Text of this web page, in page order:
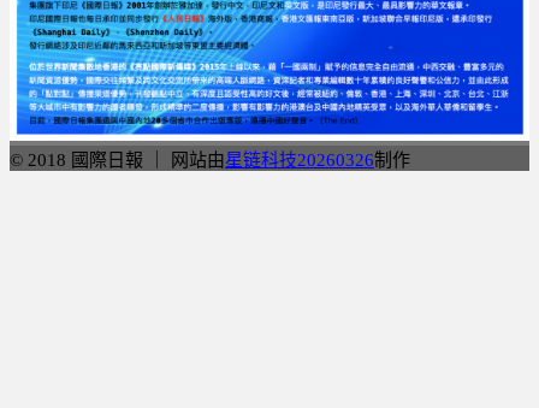
© 2018 國際日報 ｜ 网站由星链科技20260326制作